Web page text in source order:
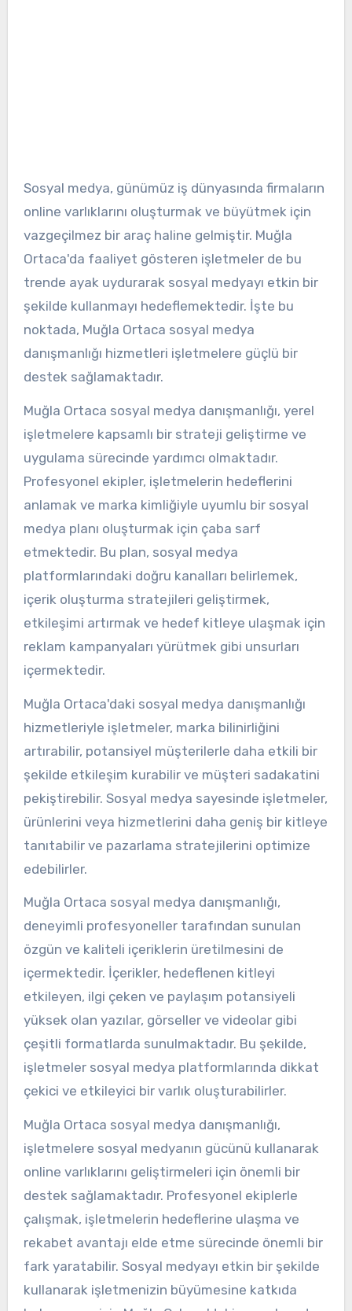
Sosyal medya, günümüz iş dünyasında firmaların
online varlıklarını oluşturmak ve büyütmek için
vazgeçilmez bir araç haline gelmiştir. Muğla
Ortaca'da faaliyet gösteren işletmeler de bu
trende ayak uydurarak sosyal medyayı etkin bir
şekilde kullanmayı hedeflemektedir. İşte bu
noktada, Muğla Ortaca sosyal medya
danışmanlığı hizmetleri işletmelere güçlü bir
destek sağlamaktadır.
Muğla Ortaca sosyal medya danışmanlığı, yerel
işletmelere kapsamlı bir strateji geliştirme ve
uygulama sürecinde yardımcı olmaktadır.
Profesyonel ekipler, işletmelerin hedeflerini
anlamak ve marka kimliğiyle uyumlu bir sosyal
medya planı oluşturmak için çaba sarf
etmektedir. Bu plan, sosyal medya
platformlarındaki doğru kanalları belirlemek,
içerik oluşturma stratejileri geliştirmek,
etkileşimi artırmak ve hedef kitleye ulaşmak için
reklam kampanyaları yürütmek gibi unsurları
içermektedir.
Muğla Ortaca'daki sosyal medya danışmanlığı
hizmetleriyle işletmeler, marka bilinirliğini
artırabilir, potansiyel müşterilerle daha etkili bir
şekilde etkileşim kurabilir ve müşteri sadakatini
pekiştirebilir. Sosyal medya sayesinde işletmeler,
ürünlerini veya hizmetlerini daha geniş bir kitleye
tanıtabilir ve pazarlama stratejilerini optimize
edebilirler.
Muğla Ortaca sosyal medya danışmanlığı,
deneyimli profesyoneller tarafından sunulan
özgün ve kaliteli içeriklerin üretilmesini de
içermektedir. İçerikler, hedeflenen kitleyi
etkileyen, ilgi çeken ve paylaşım potansiyeli
yüksek olan yazılar, görseller ve videolar gibi
çeşitli formatlarda sunulmaktadır. Bu şekilde,
işletmeler sosyal medya platformlarında dikkat
çekici ve etkileyici bir varlık oluşturabilirler.
Muğla Ortaca sosyal medya danışmanlığı,
işletmelere sosyal medyanın gücünü kullanarak
online varlıklarını geliştirmeleri için önemli bir
destek sağlamaktadır. Profesyonel ekiplerle
çalışmak, işletmelerin hedeflerine ulaşma ve
rekabet avantajı elde etme sürecinde önemli bir
fark yaratabilir. Sosyal medyayı etkin bir şekilde
kullanarak işletmenizin büyümesine katkıda